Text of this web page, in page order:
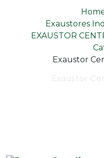
Exaustores
EXAUSTOR
Exaustor